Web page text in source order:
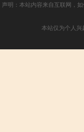
声明：本站内容来自互联网，
本站仅为个人